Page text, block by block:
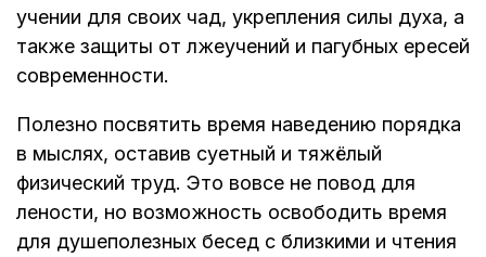
учении для своих чад, укрепления силы духа, а
также защиты от лжеучений и пагубных ересей
современности.
Полезно посвятить время наведению порядка
в мыслях, оставив суетный и тяжёлый
физический труд. Это вовсе не повод для
лености, но возможность освободить время
для душеполезных бесед с близкими и чтения